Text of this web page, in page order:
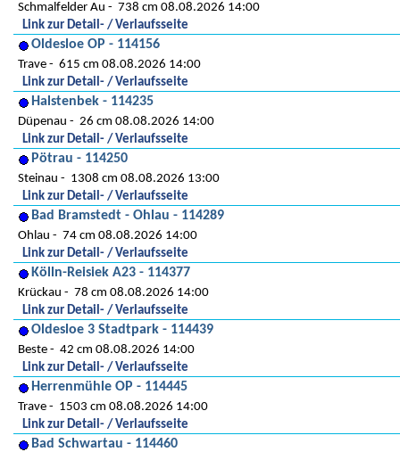
Schmalfelder Au
738 cm 08.08.2026 14:00
Link zur Detail- / Verlaufsseite
Oldesloe OP - 114156
Trave
615 cm 08.08.2026 14:00
Link zur Detail- / Verlaufsseite
Halstenbek - 114235
Düpenau
26 cm 08.08.2026 14:00
Link zur Detail- / Verlaufsseite
Pötrau - 114250
Steinau
1308 cm 08.08.2026 13:00
Link zur Detail- / Verlaufsseite
Bad Bramstedt - Ohlau - 114289
Ohlau
74 cm 08.08.2026 14:00
Link zur Detail- / Verlaufsseite
Kölln-Reisiek A23 - 114377
Krückau
78 cm 08.08.2026 14:00
Link zur Detail- / Verlaufsseite
Oldesloe 3 Stadtpark - 114439
Beste
42 cm 08.08.2026 14:00
Link zur Detail- / Verlaufsseite
Herrenmühle OP - 114445
Trave
1503 cm 08.08.2026 14:00
Link zur Detail- / Verlaufsseite
Bad Schwartau - 114460